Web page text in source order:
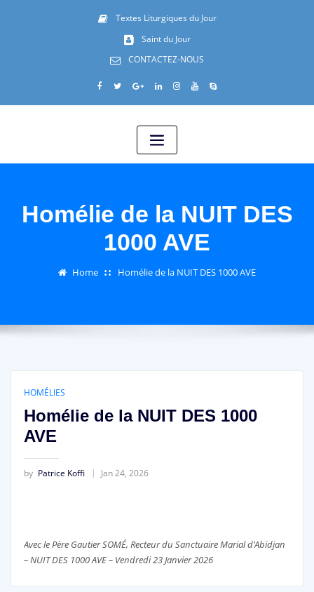
Textes Liturgiques du Jour
Saint du Jour
CONTACTEZ-NOUS
Homélie de la NUIT DES
1000 AVE
Home Homélie de la NUIT DES 1000 AVE
HOMÉLIES
Homélie de la NUIT DES 1000
AVE
by Patrice Koffi Jan 24, 2026
Avec le Père Gautier SOMÉ, Recteur du Sanctuaire Marial d’Abidjan
– NUIT DES 1000 AVE – Vendredi 23 Janvier 2026